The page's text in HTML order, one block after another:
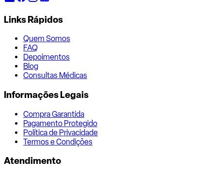
Links Rápidos
Quem Somos
FAQ
Depoimentos
Blog
Consultas Médicas
Informações Legais
Compra Garantida
Pagamento Protegido
Política de Privacidade
Termos e Condições
Atendimento